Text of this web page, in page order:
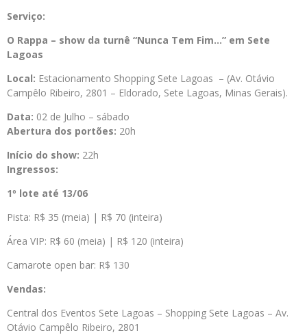
Serviço:
O Rappa – show da turnê “Nunca Tem Fim…” em Sete
Lagoas
Local: Estacionamento Shopping Sete Lagoas – (Av. Otávio
Campêlo Ribeiro, 2801 – Eldorado, Sete Lagoas, Minas Gerais).
Data: 02 de Julho – sábado
Abertura dos portões: 20h
Início do show: 22h
Ingressos:
1º lote até 13/06
Pista: R$ 35 (meia) | R$ 70 (inteira)
Área VIP: R$ 60 (meia) | R$ 120 (inteira)
Camarote open bar: R$ 130
Vendas:
Central dos Eventos Sete Lagoas – Shopping Sete Lagoas – Av.
Otávio Campêlo Ribeiro, 2801